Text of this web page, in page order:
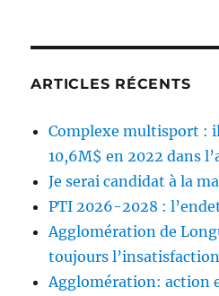
ARTICLES RÉCENTS
Complexe multisport :
10,6M$ en 2022 dans
Je serai candidat à la
PTI 2026-2028 :
Agglomération de
toujours l’insatisfaction
Agglomération: action